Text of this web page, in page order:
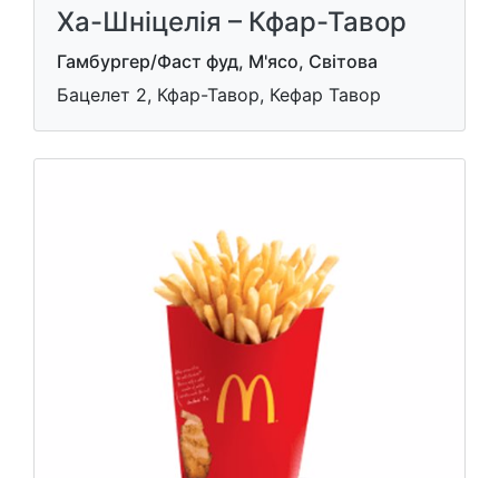
Ха-Шніцелія – Кфар-Тавор
Гамбургер/Фаст фуд, М'ясо, Світова
Бацелет 2, Кфар-Тавор, Кефар Тавор